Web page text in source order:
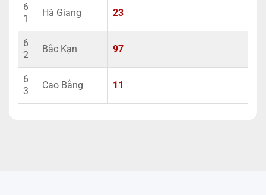
6
1
Hà Giang 23
6
2
Bắc Kạn 97
6
3
Cao Bằng 11